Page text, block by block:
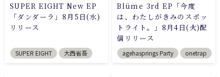
SUPER EIGHT New EP
「ダンダーラ」8月5日(水)
リリース
SUPER EIGHT 大西省吾
Blüme 3rd EP「今度
は、わたしがきみのスポッ
トライト。」8月4日(火)配
信リリース
agehasprings Party onetrap